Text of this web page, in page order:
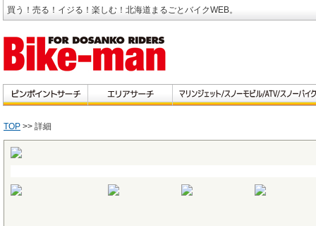
買う！売る！イジる！楽しむ！北海道まるごとバイクWEB。
TOP >> 詳細